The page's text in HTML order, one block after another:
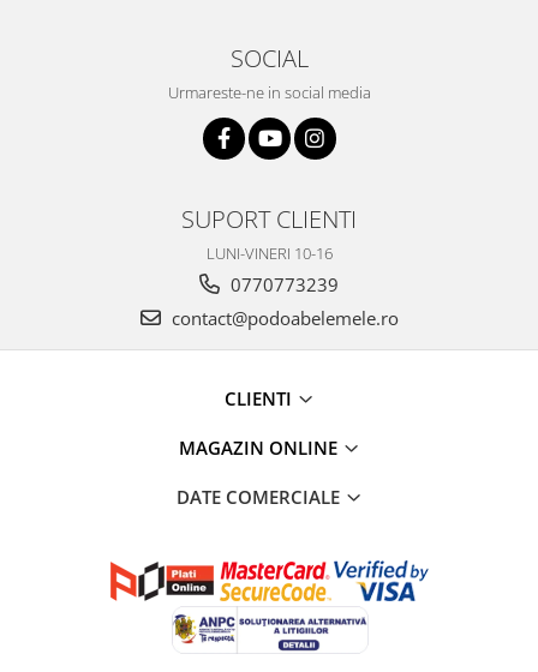
SOCIAL
Urmareste-ne in social media
SUPORT CLIENTI
LUNI-VINERI 10-16
0770773239
contact@podoabelemele.ro
CLIENTI
MAGAZIN ONLINE
DATE COMERCIALE